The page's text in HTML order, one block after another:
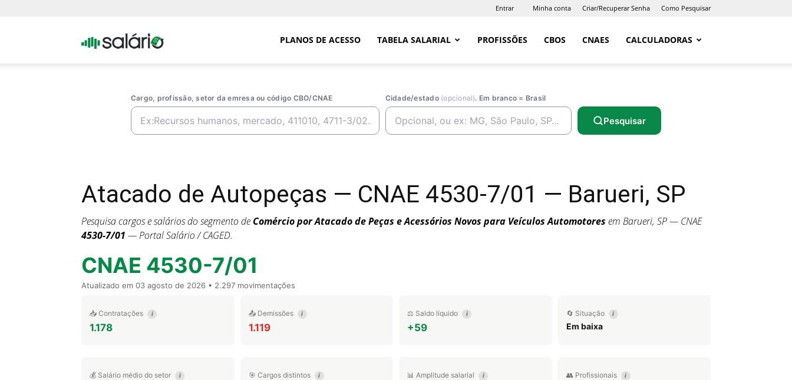
Entrar Minha conta Criar/Recuperar Senha Como Pesquisar
Portal PLANOS DE ACESSO TABELA SALARIAL PROFISSÕES CBOS CNAES CALCULADORAS
Cargo, profissão, setor da emresa ou código CBO/CNAE Cidade/estado (opcional). Em branco = Brasil
Pesquisar
Atacado de Autopeças — CNAE 4530-7/01 — Barueri, SP
Pesquisa cargos e salários do segmento de Comércio por Atacado de Peças e Acessórios Novos para Veículos Automotores em Barueri, SP — CNAE
4530-7/01 — Portal Salário / CAGED.
CNAE 4530-7/01
Atualizado em 03 agosto de 2026 • 2.297 movimentações
📥 Contratações i
1.178
📤 Demissões i
1.119
⚖️ Saldo líquido i
+59
🔄 Situação i
Em baixa
💰 Salário médio do setor i 🎯 Cargos distintos i 📊 Amplitude salarial i 👥 Profissionais i